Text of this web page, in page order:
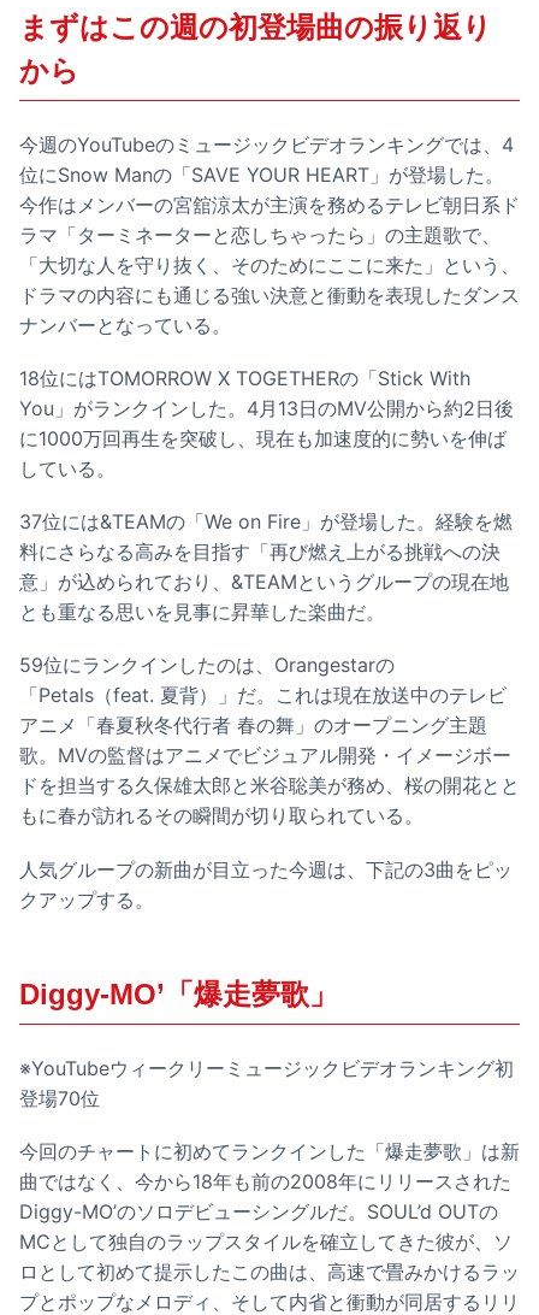
まずはこの週の初登場曲の振り返り
から
今週のYouTubeのミュージックビデオランキングでは、4
位にSnow Manの「SAVE YOUR HEART」が登場した。
今作はメンバーの宮舘涼太が主演を務めるテレビ朝日系ド
ラマ「ターミネーターと恋しちゃったら」の主題歌で、
「大切な人を守り抜く、そのためにここに来た」という、
ドラマの内容にも通じる強い決意と衝動を表現したダンス
ナンバーとなっている。
18位にはTOMORROW X TOGETHERの「Stick With
You」がランクインした。4月13日のMV公開から約2日後
に1000万回再生を突破し、現在も加速度的に勢いを伸ば
している。
37位には&TEAMの「We on Fire」が登場した。経験を燃
料にさらなる高みを目指す「再び燃え上がる挑戦への決
意」が込められており、&TEAMというグループの現在地
とも重なる思いを見事に昇華した楽曲だ。
59位にランクインしたのは、Orangestarの
「Petals（feat. 夏背）」だ。これは現在放送中のテレビ
アニメ「春夏秋冬代行者 春の舞」のオープニング主題
歌。MVの監督はアニメでビジュアル開発・イメージボー
ドを担当する久保雄太郎と米谷聡美が務め、桜の開花とと
もに春が訪れるその瞬間が切り取られている。
人気グループの新曲が目立った今週は、下記の3曲をピッ
クアップする。
Diggy-MO’「爆走夢歌」
※YouTubeウィークリーミュージックビデオランキング初
登場70位
今回のチャートに初めてランクインした「爆走夢歌」は新
曲ではなく、今から18年も前の2008年にリリースされた
Diggy-MO’のソロデビューシングルだ。SOUL’d OUTの
MCとして独自のラップスタイルを確立してきた彼が、ソ
ロとして初めて提示したこの曲は、高速で畳みかけるラッ
プとポップなメロディ、そして内省と衝動が同居するリリ